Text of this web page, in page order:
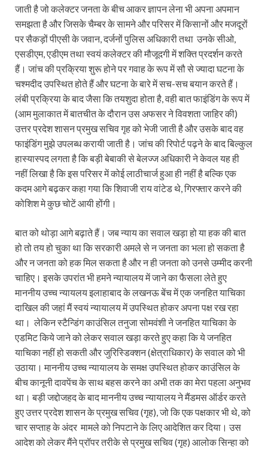
जाती है जो कलेक्टर जनता के बीच आकर ज्ञापन लेना भी अपना अपमान
समझता है और जिसके चैम्बर के सामने और परिसर में किसानों और मजदूरों
पर सैकड़ों पीएसी के जवान, दर्जनों पुलिस अधिकारी तथा उनके सीओ,
एसडीएम, एडीएम तथा स्वयं कलेक्टर की मौजूदगी में शक्ति प्रदर्शन करते
हैं। जांच की प्रक्रिया शुरू होने पर गवाह के रूप में सौ से ज्यादा घटना के
चश्मदीद उपस्थित होते हैं और घटना के बारे में सच-सच बयान करते हैं।
लंबी प्रक्रिया के बाद जैसा कि तयशुदा होता है, वही बात फाइंडिंग के रूप में
(आम मुलाकात में बातचीत के दौरान उस अफसर ने विवशता जाहिर की)
उत्तर प्रदेश शासन प्रमुख सचिव गृह को भेजी जाती है और उसके बाद वह
फाइंडिंग मुझे उपलब्ध करायी जाती है। जांच की रिपोर्ट पढ़ने के बाद बिल्कुल
हास्यास्पद लगता है कि बड़ी बेबाकी से बेलज्ज अधिकारी ने केवल यह ही
नहीं लिखा है कि इस परिसर में कोई लाठीचार्ज हुआ ही नहीं है बल्कि एक
कदम आगे बढ़कर कहा गया कि शिवाजी राय वांटेड थे, गिरफ्तार करने की
कोशिश मे कुछ चोटें आयी होंगी।
बात को थोड़ा आगे बढ़ाते हैं। जब न्याय का सवाल खड़ा हो या हक की बात
हो तो तय हो चुका था कि सरकारी अमले से न जनता का भला हो सकता है
और न जनता को हक मिल सकता है और न ही जनता को उनसे उम्मीद करनी
चाहिए। इसके उपरांत भी हमने न्यायालय में जाने का फैसला लेते हुए
माननीय उच्च न्यायलय इलाहाबाद के लखनऊ बेंच में एक जनहित याचिका
दाखिल की जहां मैं स्वयं न्यायालय में उपस्थित होकर अपना पक्ष रख रहा
था। लेकिन स्टैन्डिंग काउंसिल तनुजा सोमवंशी ने जनहित याचिका के
एडमिट किये जाने को लेकर सवाल खड़ा करते हुए कहा कि ये जनहित
याचिका नहीं हो सकती और जुरिस्डिक्शन (क्षेत्राधिकार) के सवाल को भी
उठाया। माननीय उच्च न्यायालय के समक्ष उपस्थित होकर काउंसिल के
बीच कानूनी दावपेंच के साथ बहस करने का अभी तक का मेरा पहला अनुभव
था। बड़ी जद्दोजहद के बाद माननीय उच्च न्यायालय ने मैंडमस ऑर्डर करते
हुए उत्तर प्रदेश शासन के प्रमुख सचिव (गृह), जो कि एक पक्षकार भी थे, को
चार सप्ताह के अंदर मामले को निपटाने के लिए आदेशित कर दिया। उस
आदेश को लेकर मैंने प्रॉपर तरीके से प्रमुख सचिव (गृह) आलोक सिन्हा को